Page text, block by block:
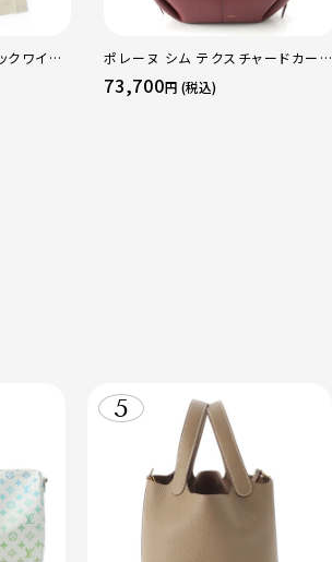
クワイド
0
ポレーヌ シム テクスチャードカーフ
レザー トートバッグ ダークチェリー
レギュラー
73,700円 (税込)